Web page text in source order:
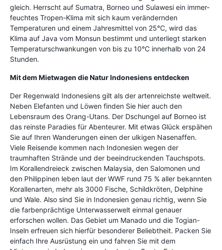
gleich. Herrscht auf Sumatra, Borneo und Sulawesi ein immer-
feuchtes Tropen-Klima mit sich kaum verändernden
Temperaturen und einem Jahresmittel von 25°C, wird das
Klima auf Java vom Monsun bestimmt und unterliegt starken
Temperaturschwankungen von bis zu 10°C innerhalb von 24
Stunden.
Mit dem Mietwagen die Natur Indonesiens entdecken
Der Regenwald Indonesiens gilt als der artenreichste weltweit.
Neben Elefanten und Löwen finden Sie hier auch den
Lebensraum des Orang-Utans. Der Dschungel auf Borneo ist
das reinste Paradies für Abenteurer. Mit etwas Glück erspähen
Sie auf Ihren Wanderungen einen der ulkigen Nasenaffen.
Viele Reisende kommen nach Indonesien wegen der
traumhaften Strände und der beeindruckenden Tauchspots.
Im Korallendreieck zwischen Malaysia, den Salomonen und
den Philippinen leben laut der WWF rund 75 % aller bekannten
Korallenarten, mehr als 3000 Fische, Schildkröten, Delphine
und Wale. Also sind Sie in Indonesien genau richtig, wenn Sie
die farbenprächtige Unterwasserwelt einmal genauer
erforschen wollen. Das Gebiet um Manado und die Togian-
Inseln erfreuen sich hierfür besonderer Beliebtheit. Packen Sie
einfach Ihre Ausrüstung ein und fahren Sie mit dem